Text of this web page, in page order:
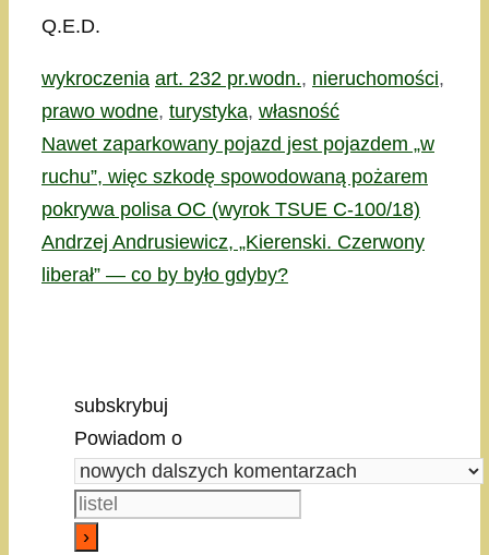
Q.E.D.
Kategorie
wykroczenia Tagi
art. 232 pr.wodn., nieruchomości,
prawo wodne, turystyka, własność
Nawet zaparkowany pojazd jest pojazdem „w
ruchu”, więc szkodę spowodowaną pożarem
pokrywa polisa OC (wyrok TSUE C-100/18)
Andrzej Andrusiewicz, „Kierenski. Czerwony
liberał” — co by było gdyby?
subskrybuj
Powiadom o